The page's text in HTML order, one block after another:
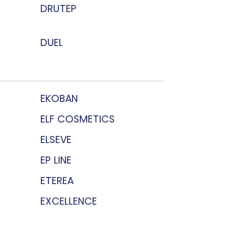
DRUTEP
DUEL
EKOBAN
ELF COSMETICS
ELSEVE
EP LINE
ETEREA
EXCELLENCE